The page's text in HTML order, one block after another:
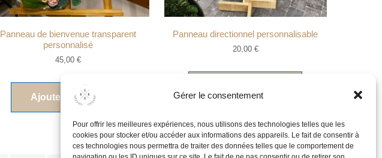
Gérer le consentement
Pour offrir les meilleures expériences, nous utilisons des technologies telles que les
cookies pour stocker et/ou accéder aux informations des appareils. Le fait de consentir à
ces technologies nous permettra de traiter des données telles que le comportement de
Panneau de bienvenue transparent
personnalisé
45,00 €
Ajouter au devis
Panneau directionnel personnalisable
20,00 €